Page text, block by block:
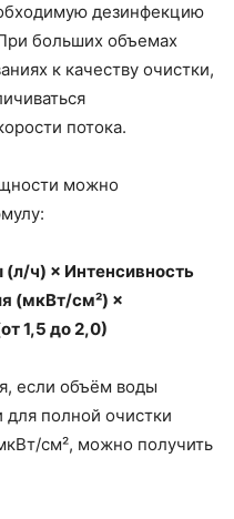
дезинфекцию
больших объемах
к качеству очистки,
потока.
можно
ч) × Интенсивность
(мкВт/см²) ×
1,5 до 2,0)
если объём воды
для полной очистки
см², можно получить